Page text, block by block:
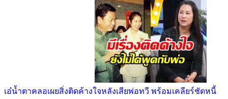
เอ๋น้ำตาคลอเผยสิ่งติดค้างใจหลังเสียพ่อทวี พร้อมเคลียร์ชัดหนี้